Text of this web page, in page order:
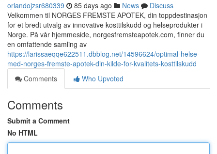
orlandojzsr680339 85 days ago News
Discuss
Velkommen til NORGES FREMSTE APOTEK, din toppdestinasjon
for et bredt utvalg av innovative kosttilskudd og helseprodukter i
Norge. På vår hjemmeside, norgesfremsteapotek.com, finner du
en omfattende samling av
https://larissaeqqe622511.dbblog.net/14596624/optimal-helse-
med-norges-fremste-apotek-din-kilde-for-kvalitets-kosttilskudd
Comments
Who Upvoted
Comments
Submit a Comment
No HTML